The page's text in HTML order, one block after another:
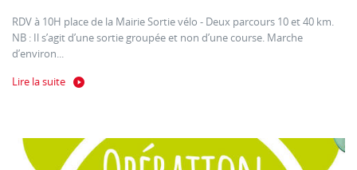
RDV à 10H place de la Mairie Sortie vélo - Deux parcours 10 et 40 km.
NB : Il s’agit d’une sortie groupée et non d’une course. Marche
d’environ...
Lire la suite